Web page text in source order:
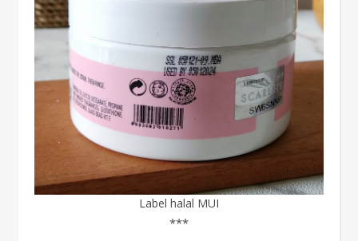
Label halal MUI
***